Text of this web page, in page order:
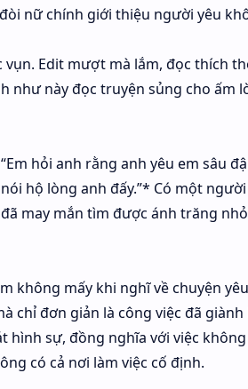
nữ chính giới thiệu người yêu
Edit mượt mà lắm, đọc thích
như này đọc truyện sủng cho ấm
hỏi anh rằng anh yêu em sâu
hộ lòng anh đấy.”* Có một
may mắn tìm được ánh trăng
không mấy khi nghĩ về chuyện
chỉ đơn giản là công việc đã giành
hình sự, đồng nghĩa với việc
có cả nơi làm việc cố định.